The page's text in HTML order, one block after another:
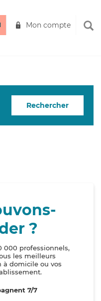
Mon compte
Rechercher
?
000 professionnels,
les meilleurs
domicile ou vos
7/7